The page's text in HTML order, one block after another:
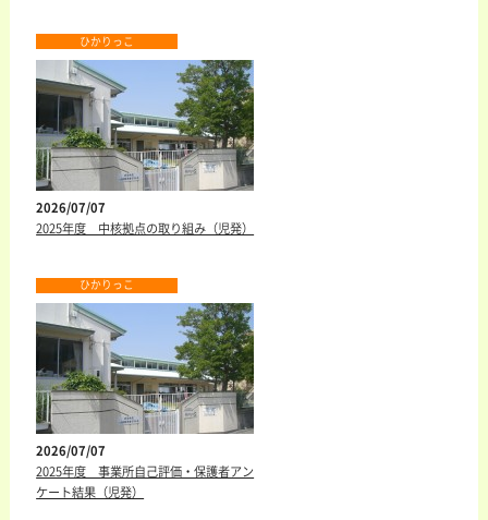
ひかりっこ
2026/07/07
2025年度 中核拠点の取り組み（児発）
ひかりっこ
2026/07/07
2025年度 事業所自己評価・保護者アン
ケート結果（児発）